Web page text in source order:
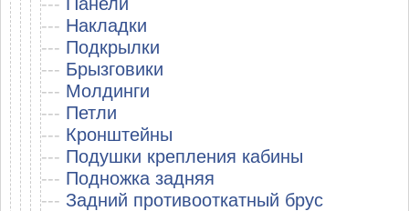
--- Накладки
--- Подкрылки
--- Брызговики
--- Молдинги
--- Петли
--- Кронштейны
--- Подушки крепления кабины
--- Подножка задняя
--- Задний противооткатный брус